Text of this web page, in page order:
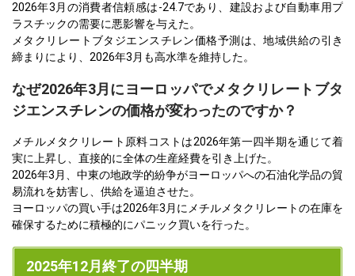
2026年3月の消費者信頼感は-24.7であり、建設および自動車用プ
ラスチックの需要に悪影響を与えた。
メタクリレートブタジエンスチレン価格予測は、地域供給の引き
締まりにより、2026年3月も高水準を維持した。
なぜ2026年3月にヨーロッパでメタクリレートブタ
ジエンスチレンの価格が変わったのですか？
メチルメタクリレート原料コストは2026年第一四半期を通じて着
実に上昇し、直接的に全体の生産経費を引き上げた。
2026年3月、中東の地政学的紛争がヨーロッパへの石油化学品の貿
易流れを妨害し、供給を逼迫させた。
ヨーロッパの買い手は2026年3月にメチルメタクリレートの在庫を
確保するために積極的にパニック買いを行った。
2025年12月終了の四半期